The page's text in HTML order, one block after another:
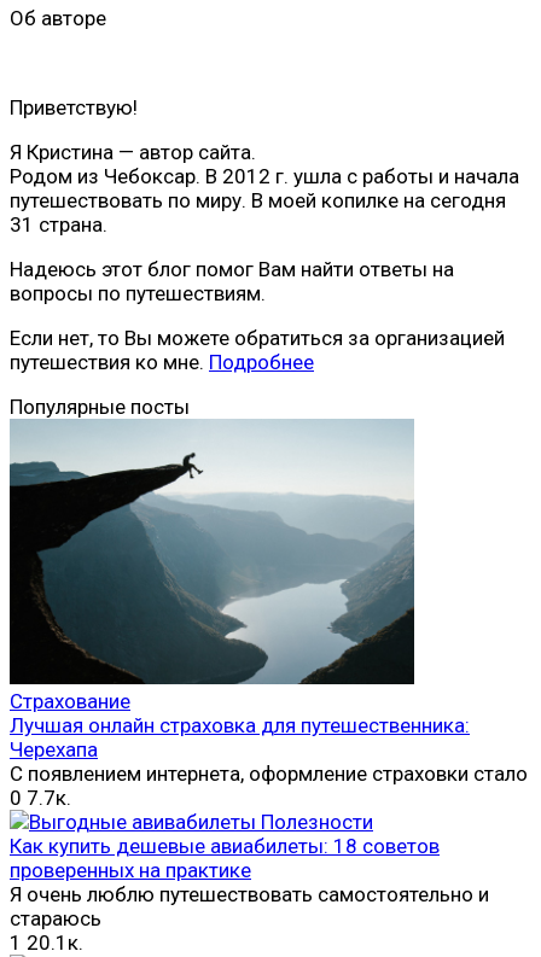
Об авторе
Приветствую!
Я Кристина — автор сайта.
Родом из Чебоксар. В 2012 г. ушла с работы и начала
путешествовать по миру. В моей копилке на сегодня
31 страна.
Надеюсь этот блог помог Вам найти ответы на
вопросы по путешествиям.
Если нет, то Вы можете обратиться за организацией
путешествия ко мне. Подробнее
Популярные посты
Страхование
Лучшая онлайн страховка для путешественника:
Черехапа
С появлением интернета, оформление страховки стало
0 7.7к.
Полезности
Как купить дешевые авиабилеты: 18 советов
проверенных на практике
Я очень люблю путешествовать самостоятельно и
стараюсь
1 20.1к.